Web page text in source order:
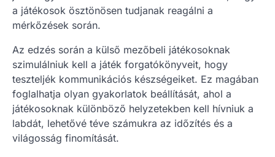
a játékosok ösztönösen tudjanak reagálni a
mérkőzések során.
Az edzés során a külső mezőbeli játékosoknak
szimulálniuk kell a játék forgatókönyveit, hogy
teszteljék kommunikációs készségeiket. Ez magában
foglalhatja olyan gyakorlatok beállítását, ahol a
játékosoknak különböző helyzetekben kell hívniuk a
labdát, lehetővé téve számukra az időzítés és a
világosság finomítását.